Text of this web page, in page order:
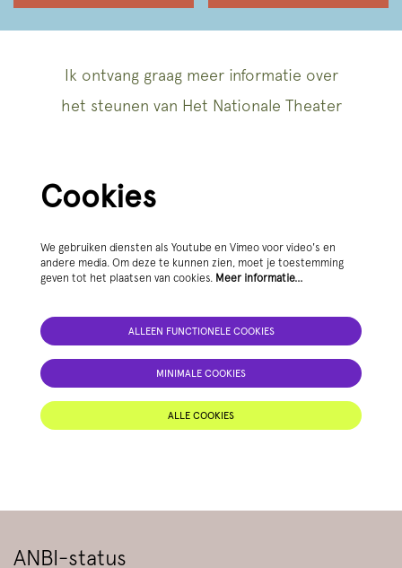
Ik ontvang graag meer informatie over
het steunen van Het Nationale Theater
Cookies
We gebruiken diensten als Youtube en Vimeo voor video's en
andere media. Om deze te kunnen zien, moet je toestemming
geven tot het plaatsen van cookies. Meer informatie…
ALLEEN FUNCTIONELE COOKIES
MINIMALE COOKIES
ALLE COOKIES
ANBI-status